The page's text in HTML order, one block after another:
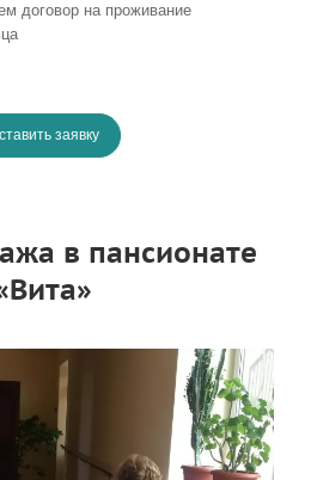
договор на проживание
заявку
в пансионате